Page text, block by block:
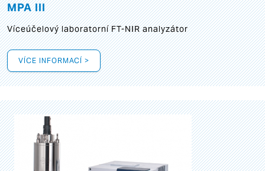
MPA III
Víceúčelový laboratorní FT-NIR analyzátor
VÍCE INFORMACÍ >